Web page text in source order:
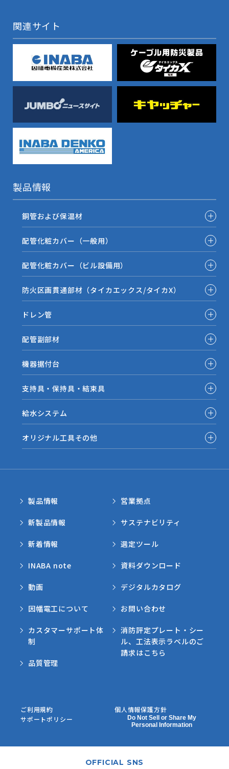
関連サイト
製品情報
銅管および保温材
配管化粧カバー（一般用）
配管化粧カバー（ビル設備用）
防火区画貫通部材（タイカエックス/タイカX）
ドレン管
配管副部材
機器据付台
支持具・保持具・結束具
給水システム
オリジナル工具その他
製品情報
新製品情報
新着情報
INABA note
動画
因幡電工について
カスタマーサポート体
制
品質管理
営業拠点
サステナビリティ
選定ツール
資料ダウンロード
デジタルカタログ
お問い合わせ
消防評定プレート・シー
ル、工法表示ラベルのご
請求はこちら
ご利用規約
個人情報保護方針
サポートポリシー
Do Not Sell or Share My
Personal Information
OFFICIAL SNS